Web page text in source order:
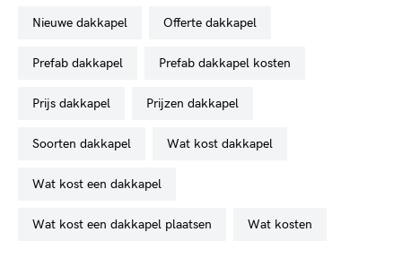
nieuwe dakkapel offerte dakkapel
prefab dakkapel prefab dakkapel kosten
prijs dakkapel prijzen dakkapel
soorten dakkapel wat kost dakkapel
wat kost een dakkapel
wat kost een dakkapel plaatsen wat kosten